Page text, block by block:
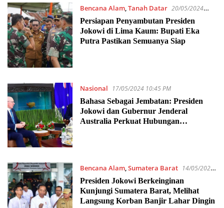
Bencana Alam,Tanah Datar 20/05/2024
3:08 PM
Persiapan Penyambutan Presiden
Jokowi di Lima Kaum: Bupati Eka
Putra Pastikan Semuanya Siap
Nasional
17/05/2024 10:45 PM
Bahasa Sebagai Jembatan: Presiden
Jokowi dan Gubernur Jenderal
Australia Perkuat Hubungan
Bencana Alam,Sumatera Barat
14/05/2024
10:20 PM
Presiden Jokowi Berkeinginan
Kunjungi Sumatera Barat, Melihat
Langsung Korban Banjir Lahar Dingin